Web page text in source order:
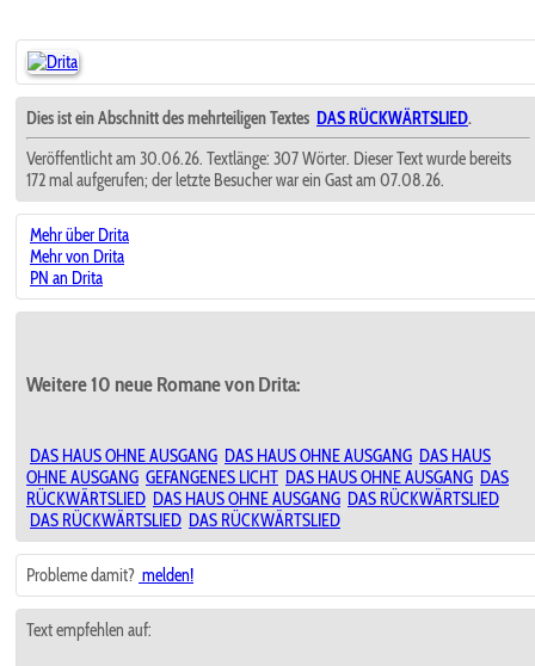
Dies ist ein Abschnitt des mehrteiligen Textes DAS RÜCKWÄRTSLIED.
Veröffentlicht am 30.06.26. Textlänge: 307 Wörter. Dieser Text wurde bereits
172 mal aufgerufen; der letzte Besucher war ein Gast am 07.08.26.
Mehr über Drita
Mehr von Drita
PN an Drita
Weitere 10 neue Romane von Drita:
DAS HAUS OHNE AUSGANG DAS HAUS OHNE AUSGANG DAS HAUS
OHNE AUSGANG GEFANGENES LICHT DAS HAUS OHNE AUSGANG DAS
RÜCKWÄRTSLIED DAS HAUS OHNE AUSGANG DAS RÜCKWÄRTSLIED
DAS RÜCKWÄRTSLIED DAS RÜCKWÄRTSLIED
Probleme damit? melden!
Text empfehlen auf: